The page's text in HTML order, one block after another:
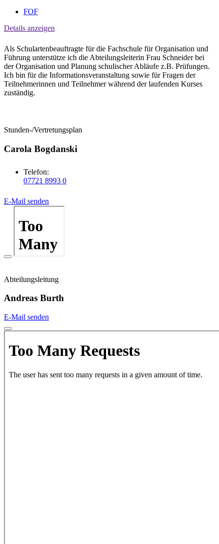
FOF
Details anzeigen
Als Schulartenbeauftragte für die Fachschule für Organisation und
Führung unterstütze ich die Abteilungsleiterin Frau Schneider bei
der Organisation und Planung schulischer Abläufe z.B. Prüfungen.
Ich bin für die Informationsveranstaltung sowie für Fragen der
Teilnehmerinnen und Teilnehmer während der laufenden Kurses
zuständig.
Stunden-/Vertretungsplan
Carola Bogdanski
Telefon:
07721 8993 0
E-Mail senden
Abteilungsleitung
Andreas Burth
E-Mail senden